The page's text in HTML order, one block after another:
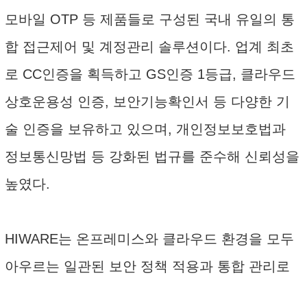
모바일 OTP 등 제품들로 구성된 국내 유일의 통
합 접근제어 및 계정관리 솔루션이다. 업계 최초
로 CC인증을 획득하고 GS인증 1등급, 클라우드
상호운용성 인증, 보안기능확인서 등 다양한 기
술 인증을 보유하고 있으며, 개인정보보호법과
정보통신망법 등 강화된 법규를 준수해 신뢰성을
높였다.
HIWARE는 온프레미스와 클라우드 환경을 모두
아우르는 일관된 보안 정책 적용과 통합 관리로